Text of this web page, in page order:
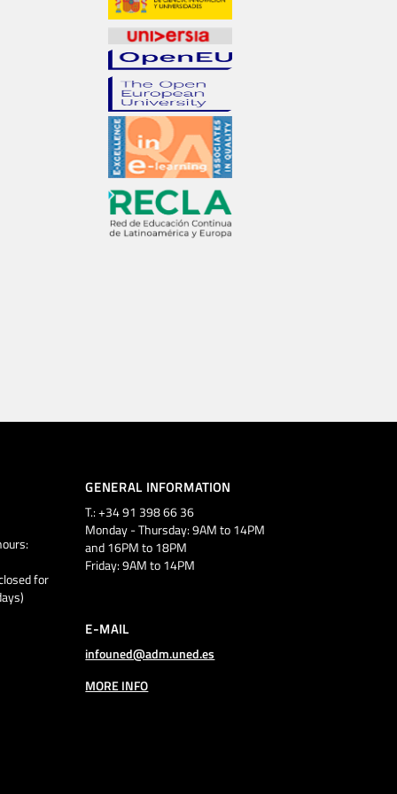
for
GENERAL INFORMATION
T.: +34 91 398 66 36
Monday - Thursday: 9AM to 14PM
and 16PM to 18PM
Friday: 9AM to 14PM
E-MAIL
infouned@adm.uned.es
MORE INFO